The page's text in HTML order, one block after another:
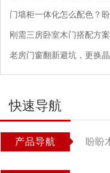
门墙柜一体化怎么配色？
刚需三房卧室木门搭配方
老房门窗翻新避坑，更换
快速导航
产品导航 盼盼